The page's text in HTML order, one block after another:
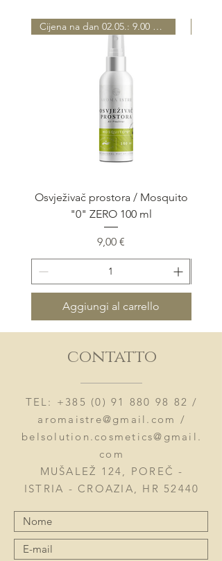
Cijena na dan 02.05.: 9.00 EUR
Osvježivač prostora / Mosquito
"0" ZERO 100 ml
Prezzo
9,00 €
Aggiungi al carrello
contatto
TEL: +385 (0) 91 880 98 82 /
aromaistre@gmail.com /
belsolution.cosmetics@gmail.
com
MUŠALEŽ 124, POREČ -
ISTRIA - CROAZIA, HR 52440